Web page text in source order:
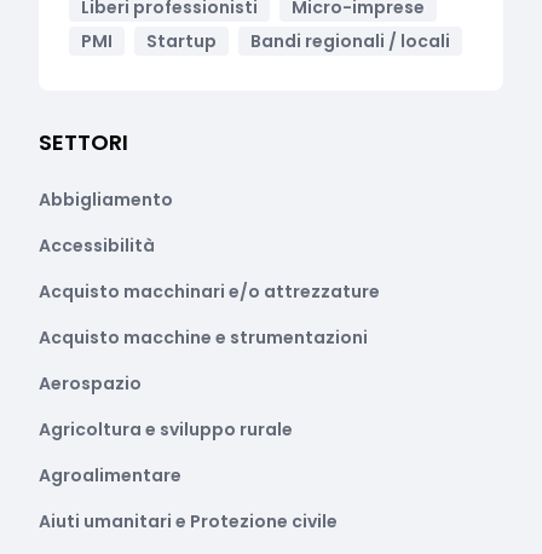
Liberi professionisti
Micro-imprese
PMI
Startup Bandi regionali / locali
SETTORI
Abbigliamento
Accessibilità
Acquisto macchinari e/o attrezzature
Acquisto macchine e strumentazioni
Aerospazio
Agricoltura e sviluppo rurale
Agroalimentare
Aiuti umanitari e Protezione civile